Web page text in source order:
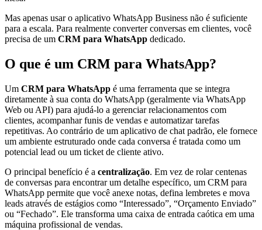
Mas apenas usar o aplicativo WhatsApp Business não é suficiente
para a escala. Para realmente converter conversas em clientes, você
precisa de um CRM para WhatsApp dedicado.
O que é um CRM para WhatsApp?
Um CRM para WhatsApp é uma ferramenta que se integra
diretamente à sua conta do WhatsApp (geralmente via WhatsApp
Web ou API) para ajudá-lo a gerenciar relacionamentos com
clientes, acompanhar funis de vendas e automatizar tarefas
repetitivas. Ao contrário de um aplicativo de chat padrão, ele fornece
um ambiente estruturado onde cada conversa é tratada como um
potencial lead ou um ticket de cliente ativo.
O principal benefício é a centralização. Em vez de rolar centenas
de conversas para encontrar um detalhe específico, um CRM para
WhatsApp permite que você anexe notas, defina lembretes e mova
leads através de estágios como “Interessado”, “Orçamento Enviado”
ou “Fechado”. Ele transforma uma caixa de entrada caótica em uma
máquina profissional de vendas.